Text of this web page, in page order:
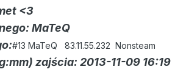
<3
MaTeQ
#13 MaTeQ 83.11.55.232 Nonsteam
zajścia: 2013-11-09 16:19